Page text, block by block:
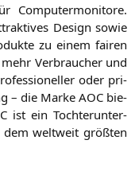
Com­pu­ter­mo­ni­to­re.
Design sowie
zu einem fai­ren
Ver­brau­cher und
oder pri­
– die Mar­ke AOC bie­
ist ein Toch­ter­un­ter­
welt­weit größ­ten